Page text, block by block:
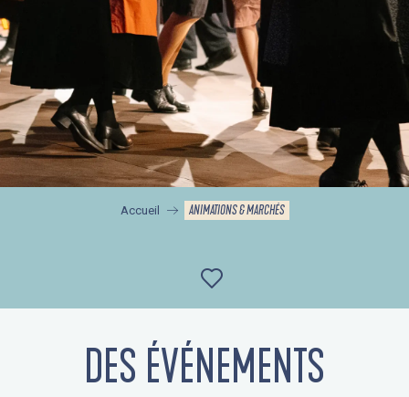
Accueil ANIMATIONS & MARCHÉS
Ajouter aux
DES ÉVÉNEMENTS